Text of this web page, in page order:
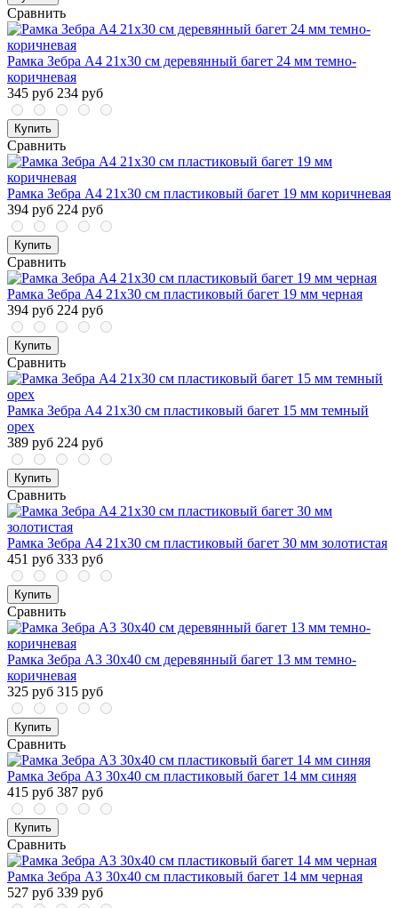
Сравнить
Рамка Зебра А4 21х30 см деревянный багет 24 мм темно-
коричневая
345 руб 234 руб
Купить
Сравнить
Рамка Зебра А4 21х30 см пластиковый багет 19 мм коричневая
394 руб 224 руб
Купить
Сравнить
Рамка Зебра А4 21х30 см пластиковый багет 19 мм черная
394 руб 224 руб
Купить
Сравнить
Рамка Зебра А4 21х30 см пластиковый багет 15 мм темный
орех
389 руб 224 руб
Купить
Сравнить
Рамка Зебра А4 21х30 см пластиковый багет 30 мм золотистая
451 руб 333 руб
Купить
Сравнить
Рамка Зебра А3 30х40 см деревянный багет 13 мм темно-
коричневая
325 руб 315 руб
Купить
Сравнить
Рамка Зебра А3 30х40 см пластиковый багет 14 мм синяя
415 руб 387 руб
Купить
Сравнить
Рамка Зебра А3 30х40 см пластиковый багет 14 мм черная
527 руб 339 руб